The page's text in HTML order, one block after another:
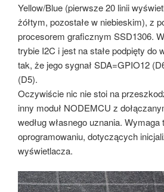
Yellow/Blue (pierwsze 20 linii
żółtym, pozostałe w niebieskim), z
procesorem graficznym SSD1306.
trybie I2C i jest na stałe podpięty do
tak, że jego sygnał SDA=GPIO12
(D5).
Oczywiście nic nie stoi na
inny moduł NODEMCU z
według własnego uznania.
oprogramowaniu, dotyczących
wyświetlacza.